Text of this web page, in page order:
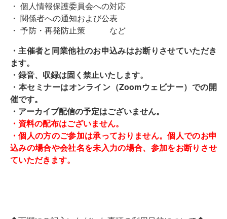
・ 個人情報保護委員会への対応
・ 関係者への通知および公表
・ 予防・再発防止策 など
・主催者と同業他社のお申込みはお断りさせていただき
ます。
・録音、収録は固く禁止いたします。
・本セミナーはオンライン（Zoomウェビナー）での開
催です。
・アーカイブ配信の予定はございません。
・資料の配布はございません。
・個人の方のご参加は承っておりません。個人でのお申
込みの場合や会社名を未入力の場合、参加をお断りさせ
ていただきます。